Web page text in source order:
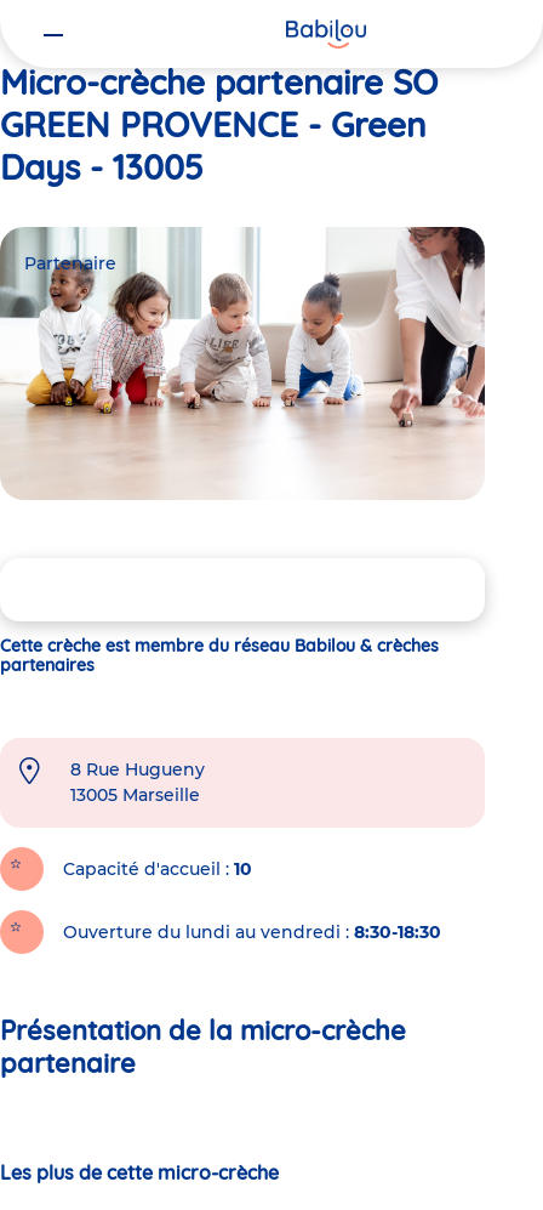
Micro-crèche partenaire SO
GREEN PROVENCE - Green
Days - 13005
Partenaire
Cette crèche est membre du réseau Babilou & crèches
partenaires
8 Rue Hugueny
13005 Marseille
Capacité d'accueil 10
Ouverture du lundi au vendredi : 8:30-18:30
Présentation de la micro-crèche
partenaire
Les plus de cette micro-crèche